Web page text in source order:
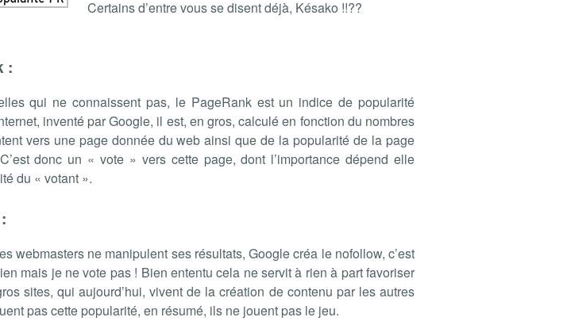
Certains d’entre vous se disent déjà, Késako !!??
:
qui ne connaissent pas, le PageRank est un indice de popularité
inventé par Google, il est, en gros, calculé en fonction du nombres
vers une page donnée du web ainsi que de la popularité de la page
donc un « vote » vers cette page, dont l’importance dépend elle
du « votant ».
webmasters ne manipulent ses résultats, Google créa le nofollow, c’est
mais je ne vote pas ! Bien ententu cela ne servit à rien à part favoriser
sites, qui aujourd’hui, vivent de la création de contenu par les autres
pas cette popularité, en résumé, ils ne jouent pas le jeu.